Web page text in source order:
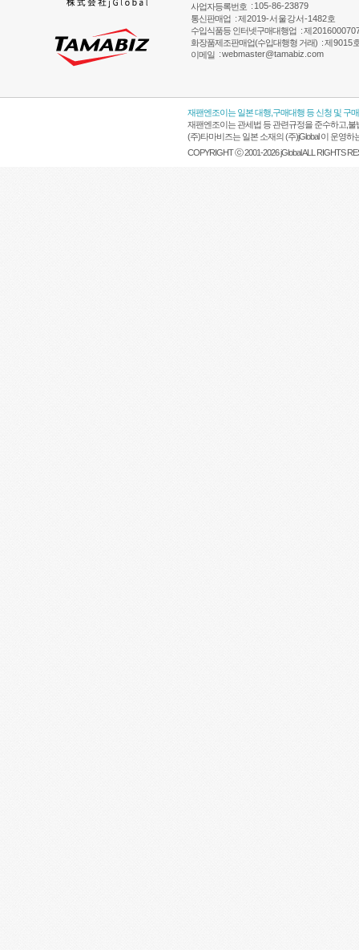
사업자등록번호 : 105-86-23879
통신판매업 :제2019-서울강서-1482호
수입식품등 인터넷구매대행업 :제
화장품제조판매업(수입대행형 거래) :제9015
이메일 :webmaster@tamabiz.com
재팬엔조이는 일본 대행,구매대행 등 신청 및 구
재팬엔조이는 관세법 등 관련규정을 준수하고,
(주)타마비즈는 일본 소재의 (주)jGlobal 이 운영
COPYRIGHT ⓒ 2001-2026 jGlobal ALL RIGHTS